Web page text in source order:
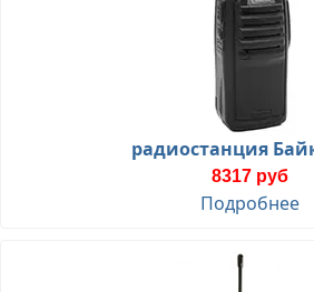
радиостанция
8317 руб
Подробнее